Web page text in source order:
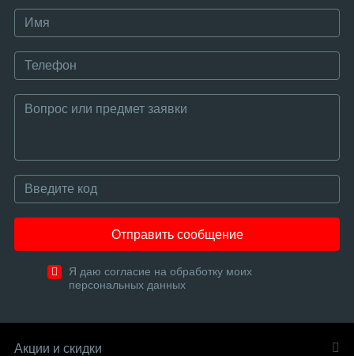
Отправить сообщение
Я даю согласие на обработку моих
персональных данных
Акции и скидки